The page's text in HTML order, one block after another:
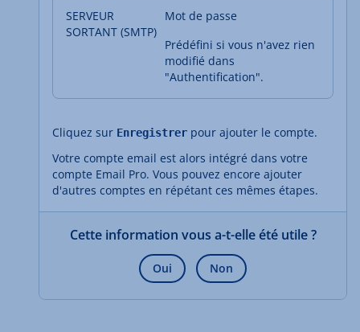
Mot de passe
Prédéfini si vous n'avez rien
modifié dans
"Authentification".
Cliquez sur Enregistrer pour ajouter le compte.
Votre compte email est alors intégré dans votre
compte Email Pro. Vous pouvez encore ajouter
d'autres comptes en répétant ces mêmes étapes.
Cette information vous a-t-elle été utile ?
Oui Non